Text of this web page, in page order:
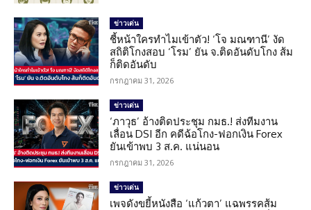
ข่าวเด่น
ชี้หน้าใครทำไมเข้าตัว! ‘โจ มณฑานี’ งัด
สถิติโกงสอบ ‘โรม’ ยัน จ.ติดอันดับโกง ส้ม
ก็ติดอันดับ
กรกฎาคม 31, 2026
ข่าวเด่น
‘ภาวุธ’ อ้างติดประชุม กมธ.! ส่งทีมงาน
เลื่อน DSI อีก คดีฉ้อโกง-ฟอกเงิน Forex
ยันเข้าพบ 3 ส.ค. แน่นอน
กรกฎาคม 31, 2026
ข่าวเด่น
เพจดังขยี้หนังสือ ‘แก้วตา’ แฉพรรคส้ม